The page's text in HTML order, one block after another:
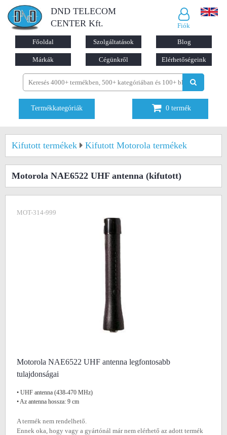
DND TELECOM
CENTER Kft.
Fiók
Főoldal Szolgáltatások Blog
Márkák Cégünkről Elérhetőségeink
Termékkategóriák 0 termék
Kifutott termékek Kifutott Motorola termékek
Motorola NAE6522 UHF antenna (kifutott)
MOT-314-999
Motorola NAE6522 UHF antenna legfontosabb
tulajdonságai
• UHF antenna (438-470 MHz)
• Az antenna hossza: 9 cm
A termék nem rendelhető.
Ennek oka, hogy vagy a gyártónál már nem elérhető az adott termék